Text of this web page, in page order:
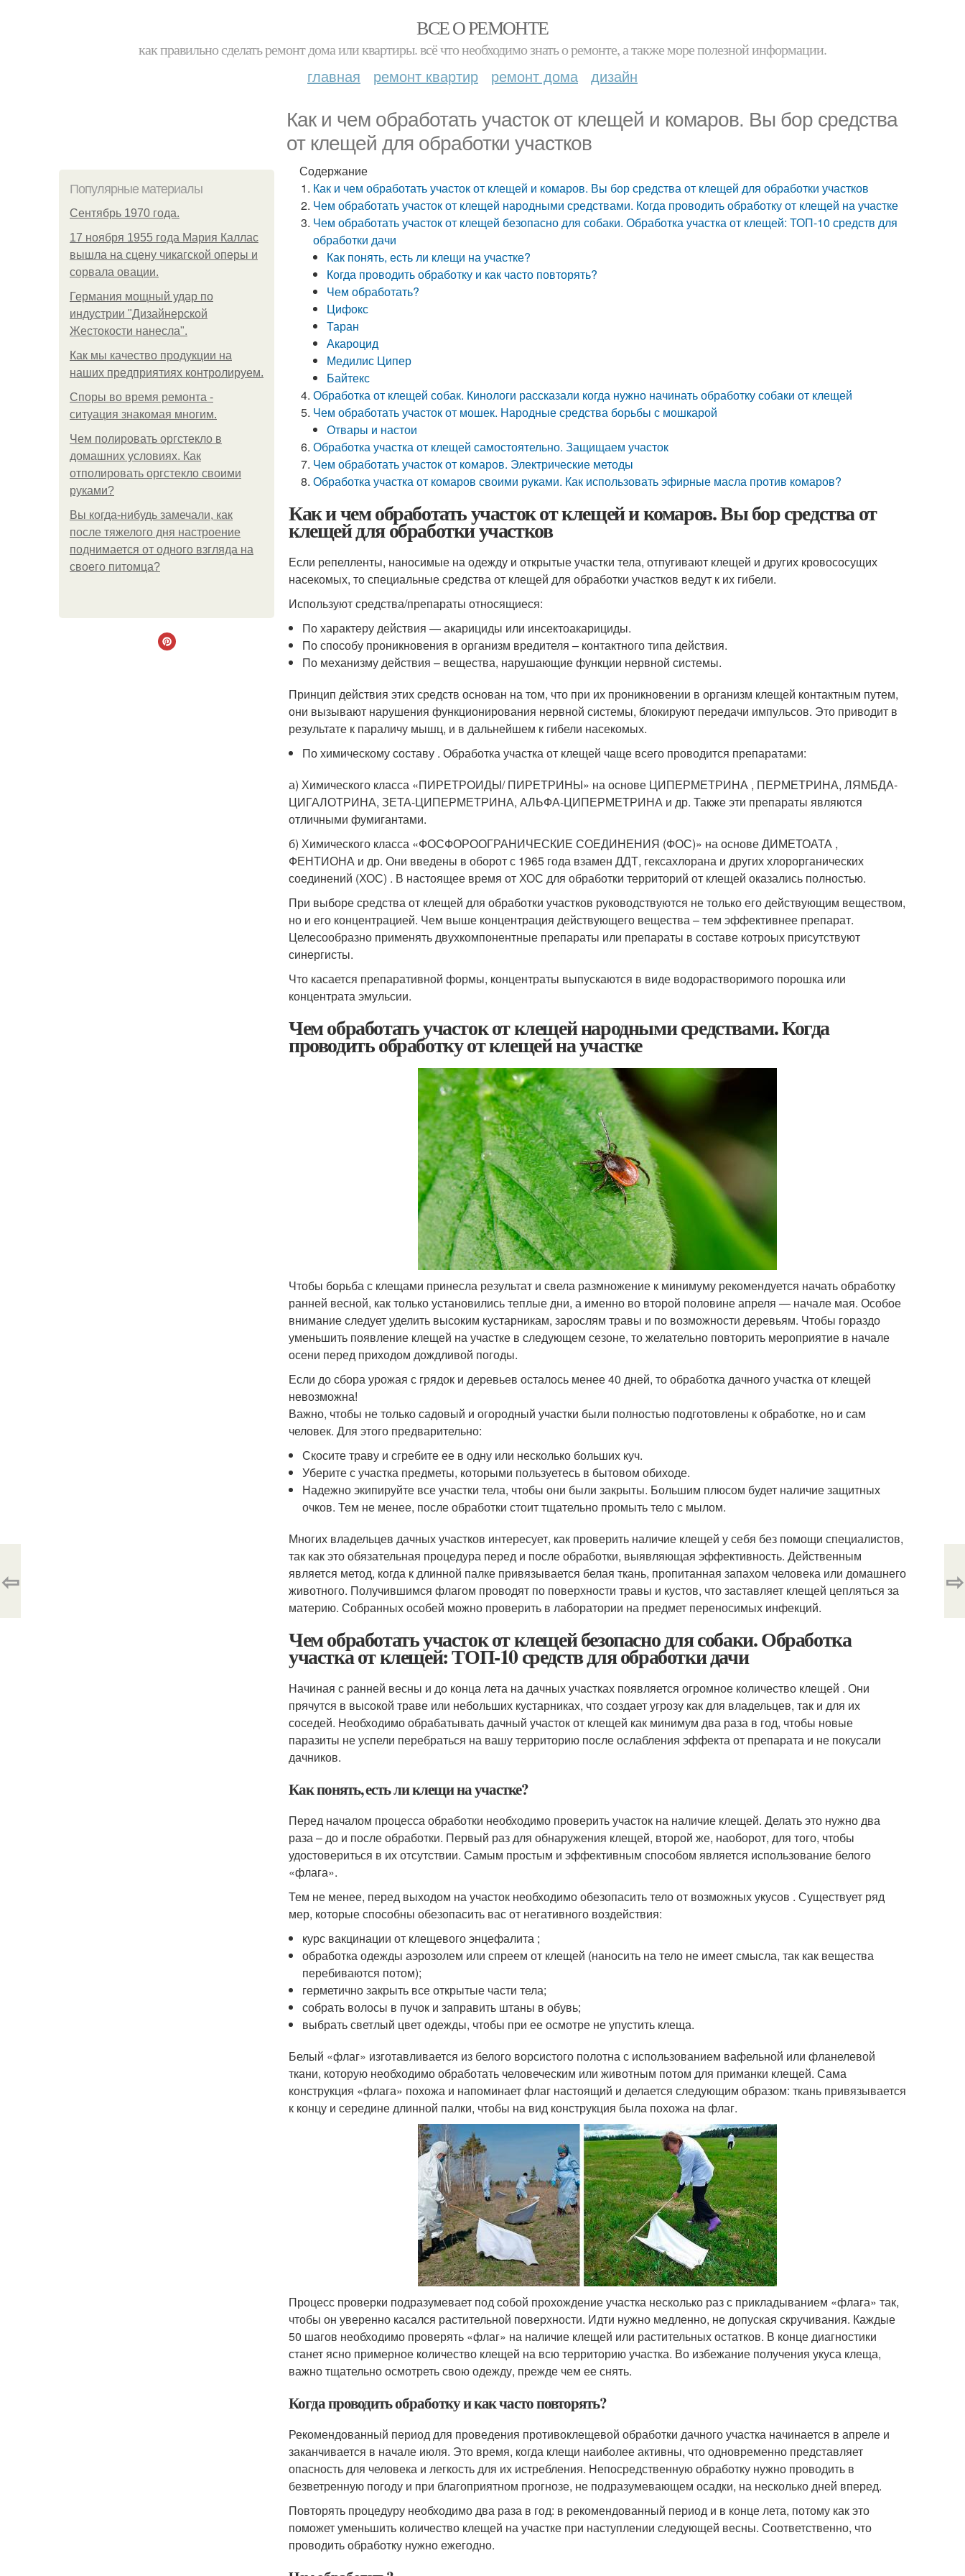
ВСЕ О РЕМОНТЕ
как правильно сделать ремонт дома или квартиры. всё что необходимо знать о ремонте, а также море полезной информации.
главная ремонт квартир ремонт дома дизайн
Как и чем обработать участок от клещей и комаров. Вы бор средства
от клещей для обработки участков
Популярные материалы
Сентябрь 1970 года.
17 ноября 1955 года Мария Каллас
вышла на сцену чикагской оперы и
сорвала овации.
Германия мощный удар по
индустрии "Дизайнерской
Жестокости нанесла".
Как мы качество продукции на
наших предприятиях контролируем.
Споры во время ремонта -
ситуация знакомая многим.
Чем полировать оргстекло в
домашних условиях. Как
отполировать оргстекло своими
руками?
Вы когда-нибудь замечали, как
после тяжелого дня настроение
поднимается от одного взгляда на
своего питомца?
Содержание
Как и чем обработать участок от клещей и комаров. Вы бор средства от клещей для обработки участков
Чем обработать участок от клещей народными средствами. Когда проводить обработку от клещей на участке
Чем обработать участок от клещей безопасно для собаки. Обработка участка от клещей: ТОП-10 средств для
обработки дачи
Как понять, есть ли клещи на участке?
Когда проводить обработку и как часто повторять?
Чем обработать?
Цифокс
Таран
Акароцид
Медилис Ципер
Байтекс
Обработка от клещей собак. Кинологи рассказали когда нужно начинать обработку собаки от клещей
Чем обработать участок от мошек. Народные средства борьбы с мошкарой
Отвары и настои
Обработка участка от клещей самостоятельно. Защищаем участок
Чем обработать участок от комаров. Электрические методы
Обработка участка от комаров своими руками. Как использовать эфирные масла против комаров?
Как и чем обработать участок от клещей и комаров. Вы бор средства от
клещей для обработки участков
Если репелленты, наносимые на одежду и открытые участки тела, отпугивают клещей и других кровососущих
насекомых, то специальные средства от клещей для обработки участков ведут к их гибели.
Используют средства/препараты относящиеся:
По характеру действия — акарициды или инсектоакарициды.
По способу проникновения в организм вредителя – контактного типа действия.
По механизму действия – вещества, нарушающие функции нервной системы.
Принцип действия этих средств основан на том, что при их проникновении в организм клещей контактным путем,
они вызывают нарушения функционирования нервной системы, блокируют передачи импульсов. Это приводит в
результате к параличу мышц, и в дальнейшем к гибели насекомых.
По химическому составу . Обработка участка от клещей чаще всего проводится препаратами:
а) Химического класса «ПИРЕТРОИДЫ/ ПИРЕТРИНЫ» на основе ЦИПЕРМЕТРИНА , ПЕРМЕТРИНА, ЛЯМБДА-
ЦИГАЛОТРИНА, ЗЕТА-ЦИПЕРМЕТРИНА, АЛЬФА-ЦИПЕРМЕТРИНА и др. Также эти препараты являются
отличными фумигантами.
б) Химического класса «ФОСФОРООГРАНИЧЕСКИЕ СОЕДИНЕНИЯ (ФОС)» на основе ДИМЕТОАТА ,
ФЕНТИОНА и др. Они введены в оборот с 1965 года взамен ДДТ, гексахлорана и других хлорорганических
соединений (ХОС) . В настоящее время от ХОС для обработки территорий от клещей оказались полностью.
При выборе средства от клещей для обработки участков руководствуются не только его действующим веществом,
но и его концентрацией. Чем выше концентрация действующего вещества – тем эффективнее препарат.
Целесообразно применять двухкомпонентные препараты или препараты в составе котроых присутствуют
синергисты.
Что касается препаративной формы, концентраты выпускаются в виде водорастворимого порошка или
концентрата эмульсии.
Чем обработать участок от клещей народными средствами. Когда
проводить обработку от клещей на участке
Чтобы борьба с клещами принесла результат и свела размножение к минимуму рекомендуется начать обработку
ранней весной, как только установились теплые дни, а именно во второй половине апреля — начале мая. Особое
внимание следует уделить высоким кустарникам, зарослям травы и по возможности деревьям. Чтобы гораздо
уменьшить появление клещей на участке в следующем сезоне, то желательно повторить мероприятие в начале
осени перед приходом дождливой погоды.
Если до сбора урожая с грядок и деревьев осталось менее 40 дней, то обработка дачного участка от клещей
невозможна!
Важно, чтобы не только садовый и огородный участки были полностью подготовлены к обработке, но и сам
человек. Для этого предварительно:
Скосите траву и сгребите ее в одну или несколько больших куч.
Уберите с участка предметы, которыми пользуетесь в бытовом обиходе.
Надежно экипируйте все участки тела, чтобы они были закрыты. Большим плюсом будет наличие защитных
очков. Тем не менее, после обработки стоит тщательно промыть тело с мылом.
Многих владельцев дачных участков интересует, как проверить наличие клещей у себя без помощи специалистов,
так как это обязательная процедура перед и после обработки, выявляющая эффективность. Действенным
является метод, когда к длинной палке привязывается белая ткань, пропитанная запахом человека или домашнего
животного. Получившимся флагом проводят по поверхности травы и кустов, что заставляет клещей цепляться за
материю. Собранных особей можно проверить в лаборатории на предмет переносимых инфекций.
Чем обработать участок от клещей безопасно для собаки. Обработка
участка от клещей: ТОП-10 средств для обработки дачи
Начиная с ранней весны и до конца лета на дачных участках появляется огромное количество клещей . Они
прячутся в высокой траве или небольших кустарниках, что создает угрозу как для владельцев, так и для их
соседей. Необходимо обрабатывать дачный участок от клещей как минимум два раза в год, чтобы новые
паразиты не успели перебраться на вашу территорию после ослабления эффекта от препарата и не покусали
дачников.
Как понять, есть ли клещи на участке?
Перед началом процесса обработки необходимо проверить участок на наличие клещей. Делать это нужно два
раза – до и после обработки. Первый раз для обнаружения клещей, второй же, наоборот, для того, чтобы
удостовериться в их отсутствии. Самым простым и эффективным способом является использование белого
«флага».
Тем не менее, перед выходом на участок необходимо обезопасить тело от возможных укусов . Существует ряд
мер, которые способны обезопасить вас от негативного воздействия:
курс вакцинации от клещевого энцефалита ;
обработка одежды аэрозолем или спреем от клещей (наносить на тело не имеет смысла, так как вещества
перебиваются потом);
герметично закрыть все открытые части тела;
собрать волосы в пучок и заправить штаны в обувь;
выбрать светлый цвет одежды, чтобы при ее осмотре не упустить клеща.
Белый «флаг» изготавливается из белого ворсистого полотна с использованием вафельной или фланелевой
ткани, которую необходимо обработать человеческим или животным потом для приманки клещей. Сама
конструкция «флага» похожа и напоминает флаг настоящий и делается следующим образом: ткань привязывается
к концу и середине длинной палки, чтобы на вид конструкция была похожа на флаг.
Процесс проверки подразумевает под собой прохождение участка несколько раз с прикладыванием «флага» так,
чтобы он уверенно касался растительной поверхности. Идти нужно медленно, не допуская скручивания. Каждые
50 шагов необходимо проверять «флаг» на наличие клещей или растительных остатков. В конце диагностики
станет ясно примерное количество клещей на всю территорию участка. Во избежание получения укуса клеща,
важно тщательно осмотреть свою одежду, прежде чем ее снять.
Когда проводить обработку и как часто повторять?
Рекомендованный период для проведения противоклещевой обработки дачного участка начинается в апреле и
заканчивается в начале июля. Это время, когда клещи наиболее активны, что одновременно представляет
опасность для человека и легкость для их истребления. Непосредственную обработку нужно проводить в
безветренную погоду и при благоприятном прогнозе, не подразумевающем осадки, на несколько дней вперед.
Повторять процедуру необходимо два раза в год: в рекомендованный период и в конце лета, потому как это
поможет уменьшить количество клещей на участке при наступлении следующей весны. Соответственно, что
проводить обработку нужно ежегодно.
⇦ ⇨